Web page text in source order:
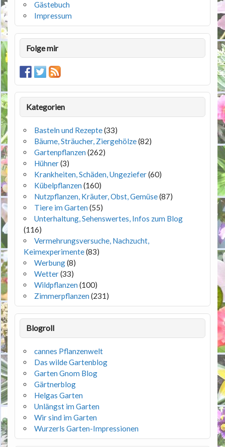
Gästebuch
Impressum
Folge mir
Kategorien
Basteln und Rezepte(33)
Bäume, Sträucher, Ziergehölze(82)
Gartenpflanzen (262)
Hühner(3)
Krankheiten, Schäden, Ungeziefer(60)
Kübelpflanzen (160)
Nutzpflanzen, Kräuter, Obst, Gemüse(87)
Tiere im Garten (55)
Unterhaltung, Sehenswertes, Infos zum Blog
(116)
Vermehrungsversuche, Nachzucht,
Keimexperimente(83)
Werbung(8)
Wetter(33)
Wildpflanzen (100)
Zimmerpflanzen (231)
Blogroll
cannes Pflanzenwelt
Das wilde Gartenblog
Garten Gnom Blog
Gärtnerblog
Helgas Garten
Unlängst im Garten
Wir sind im Garten
Wurzerls Garten-Impressionen